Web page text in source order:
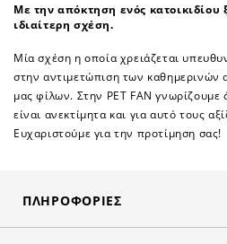
Με την απόκτηση ενός κατοικιδίου
ιδιαίτερη σχέση.
Μία σχέση η οποία χρειάζεται
στην αντιμετώπιση των καθημερινών
μας φίλων. Στην PET FAN γνωρίζουμε
είναι ανεκτίμητα και για αυτό τους
Ευχαριστούμε για την προτίμηση σας!
ΠΛΗΡΟΦΟΡΊΕΣ